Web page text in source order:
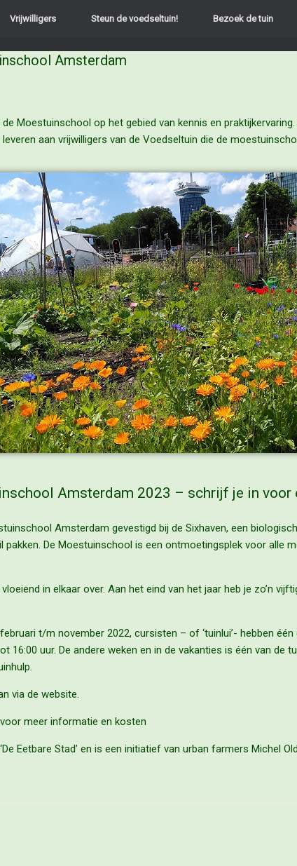
Vrijwilligers Steun de voedseltuin! Bezoek de tuin
Amsterdam
Moestuinschool op het gebied van kennis en
aan vrijwilligers van de Voedseltuin die de
Amsterdam 2023 – schrijf je in voor
Amsterdam gevestigd bij de Sixhaven, een
De Moestuinschool is een ontmoetingsplek voor alle
in elkaar over. Aan het eind van het jaar heb je zo’n
t/m november 2022, cursisten – of ‘tuinlui’- hebben
16:00 uur. De andere weken en in de vakanties is één van de
via de website.
voor meer informatie en kosten
Eetbare Stad’ en is een initiatief van urban farmers Michel